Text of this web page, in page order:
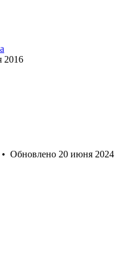
2016
• Обновлено 20 июня 2024